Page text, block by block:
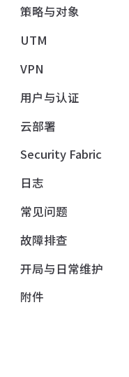
策略与对象
UTM
VPN
用户与认证
云部署
Security Fabric
日志
常见问题
故障排查
开局与日常维护
附件